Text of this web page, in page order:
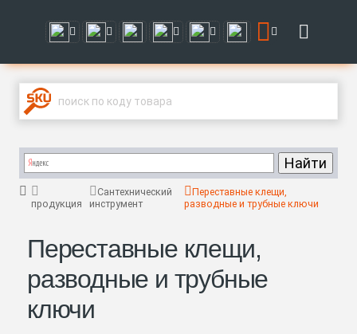
продукция
Сантехнический
инструмент
Переставные клещи,
разводные и трубные ключи
Переставные клещи,
разводные и трубные
ключи